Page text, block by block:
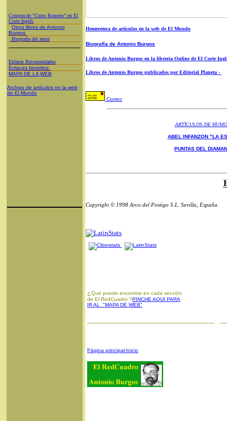
Compra de "Curro Romero" en El
Corte Inglés
Otros libros de Antonio
Burgos
Biografía del autor
Enlaces Recomendados
Enlaces favoritos
MAPA DE LA WEB
Archivo de artículos en la web
de El Mundo
Hemeroteca de artículos en la web de El Mundo
Biografía de Antonio Burgos
Libros de Antonio Burgos en la libreria Online de El Corte
Libros de Antonio Burgos publicados por Editorial Planeta -
Correo
ARTÍCULOS DE
ABEL INFANZON "LA
PUNTAS DEL
Copyright © 1998 Arco del Postigo S.L. Sevilla, España.
¿ Qué puede encontrar en cada sección
de El RedCuadro ?PINCHE AQUI PARA
IR AL "MAPA DE WEB"
Página principal-Inicio